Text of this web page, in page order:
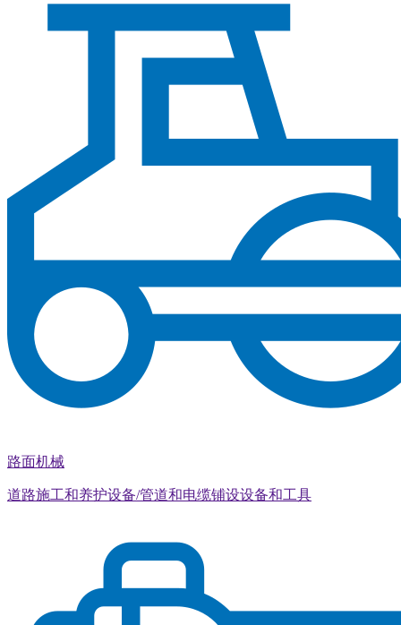
路面机械
道路施工和养护设备/管道和电缆铺设设备和工具